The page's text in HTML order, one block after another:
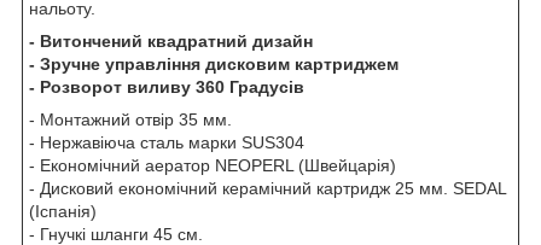
нальоту.
- Витончений квадратний дизайн
- Зручне управління дисковим картриджем
- Розворот виливу 360 Градусів
- Монтажний отвір 35 мм.
- Нержавіюча сталь марки SUS304
- Економічний аератор NEOPERL (Швейцарія)
- Дисковий економічний керамічний картридж 25 мм. SEDAL
(Іспанія)
- Гнучкі шланги 45 см.